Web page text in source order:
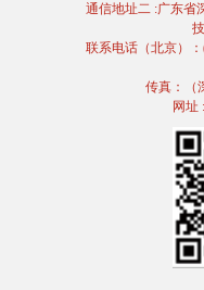
通信地址二 :广东省
联系电话（北京）：
传真：（
网址